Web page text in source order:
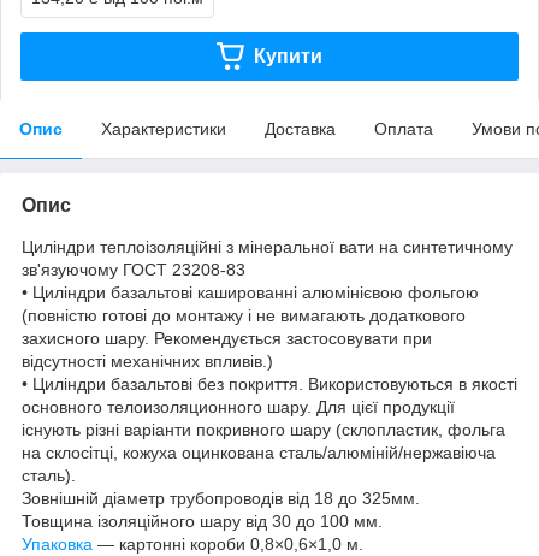
Купити
Опис Характеристики Доставка Оплата Умови
Опис
Циліндри теплоізоляційні з мінеральної вати на синтетичному
зв'язуючому ГОСТ 23208-83
• Циліндри базальтові кашированні алюмінієвою фольгою
(повністю готові до монтажу і не вимагають додаткового
захисного шару. Рекомендується застосовувати при
відсутності механічних впливів.)
• Циліндри базальтові без покриття. Використовуються в якості
основного телоизоляционного шару. Для цієї продукції
існують різні варіанти покривного шару (склопластик, фольга
на склосітці, кожуха оцинкована сталь/алюміній/нержавіюча
сталь).
Зовнішній діаметр трубопроводів від 18 до 325мм.
Товщина ізоляційного шару від 30 до 100 мм.
Упаковка — картонні короби 0,8×0,6×1,0 м.